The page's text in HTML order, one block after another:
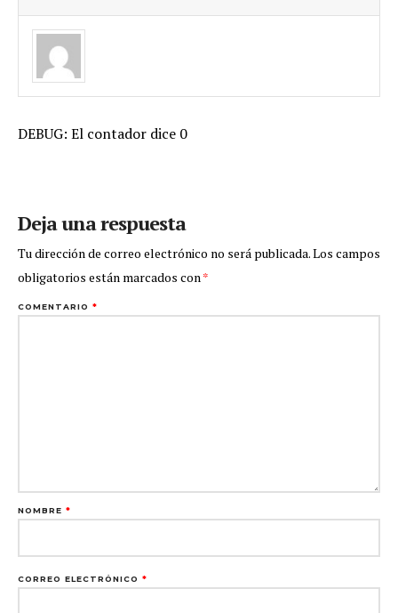
DEBUG: El contador dice 0
Deja una respuesta
Tu dirección de correo electrónico no será publicada.Los campos
obligatorios están marcados con*
COMENTARIO *
NOMBRE *
CORREO ELECTRÓNICO *